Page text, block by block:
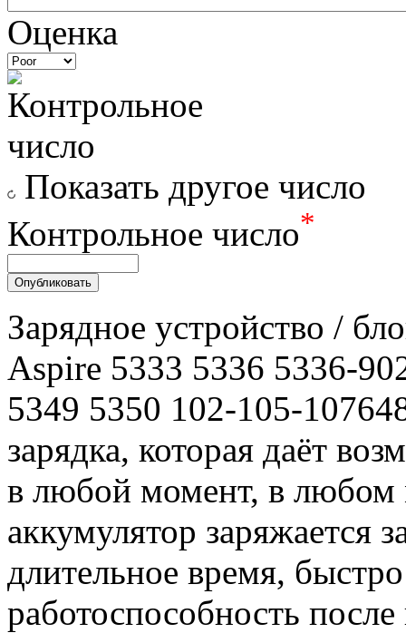
Оценка
Показать другое число
Контрольное число*
Зарядное уcтройство /
Aspire 5333 5336 5336-
5349 5350 102-105-
зарядка, которая даёт
в любой момент, в
аккумулятор заряжается
длительное время, быстро
работоспособность